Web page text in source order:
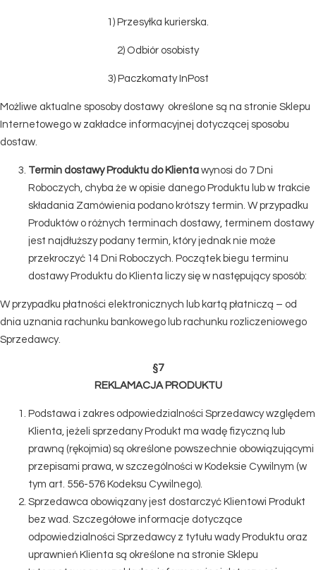
1) Przesyłka kurierska.
2) Odbiór osobisty
3) Paczkomaty InPost
Możliwe aktualne sposoby dostawy określone są na stronie Sklepu
Internetowego w zakładce informacyjnej dotyczącej sposobu
dostaw.
Termin dostawy Produktu do Klienta wynosi do 7 Dni
Roboczych, chyba że w opisie danego Produktu lub w trakcie
składania Zamówienia podano krótszy termin. W przypadku
Produktów o różnych terminach dostawy, terminem dostawy
jest najdłuższy podany termin, który jednak nie może
przekroczyć 14 Dni Roboczych. Początek biegu terminu
dostawy Produktu do Klienta liczy się w następujący sposób:
W przypadku płatności elektronicznych lub kartą płatniczą – od
dnia uznania rachunku bankowego lub rachunku rozliczeniowego
Sprzedawcy.
§7
REKLAMACJA PRODUKTU
Podstawa i zakres odpowiedzialności Sprzedawcy względem
Klienta, jeżeli sprzedany Produkt ma wadę fizyczną lub
prawną (rękojmia) są określone powszechnie obowiązującymi
przepisami prawa, w szczególności w Kodeksie Cywilnym (w
tym art. 556-576 Kodeksu Cywilnego).
Sprzedawca obowiązany jest dostarczyć Klientowi Produkt
bez wad. Szczegółowe informacje dotyczące
odpowiedzialności Sprzedawcy z tytułu wady Produktu oraz
uprawnień Klienta są określone na stronie Sklepu